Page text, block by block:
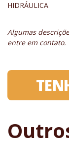
HIDRÁULICA
Algumas
entre em contato.